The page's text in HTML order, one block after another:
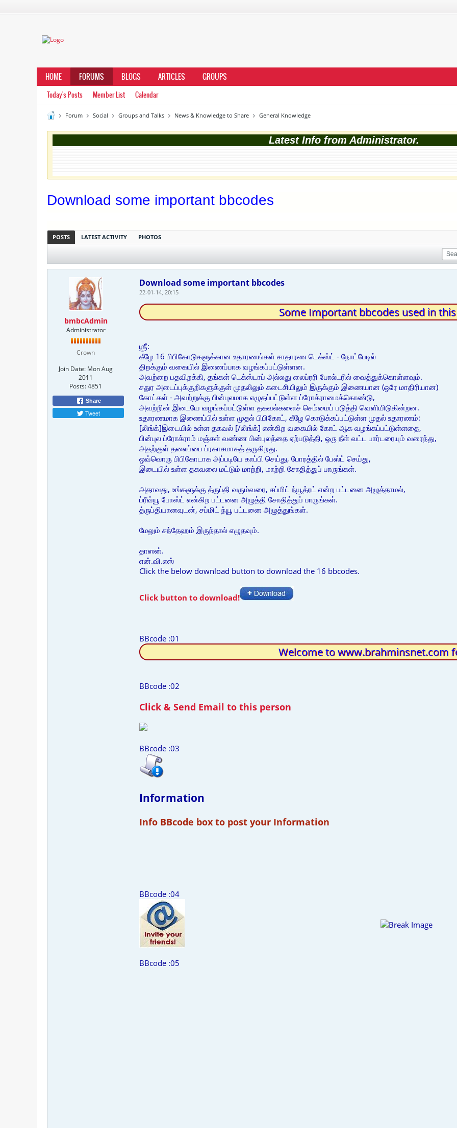
HOME FORUMS BLOGS ARTICLES GROUPS
Today's Posts Member List Calendar
Forum Social Groups and Talks News & Knowledge to Share General Knowledge
Latest Info from Administrator.
Download some important bbcodes
POSTS LATEST ACTIVITY PHOTOS
bmbcAdmin
Administrator
Crown
Join Date: Mon Aug
2011
Posts:4851
Share
Tweet
Download some important bbcodes
22-01-14, 20:15
Some Important bbcodes used in
ஶ்ரீ:
கீழே 16 பிபிகோடுகளுக்கான உதாரணங்கள் சாதாரண டெக்ஸ்ட் - நோட்பேடில்
திறக்கும் வகையில் இணைப்பாக வழங்கப்பட்டுள்ளன.
அவற்றை பதவிறக்கி, தங்கள் டெக்ஸ்டாப் அல்லது லைப்ரரி போல்டரில் வைத்துக்கொள்ளவும்.
சதுர அடைப்புக்குறிகளுக்குள் முதலிலும் கடைசியிலும் இருக்கும் இணையான (ஒரே மாதிரியான)
கோட்கள் - அவற்றுக்கு பின்புலமாக எழுதப்பட்டுள்ள ப்ரோக்ராமைக்கொண்டு,
அவற்றின் இடையே வழங்கப்பட்டுள்ள தகவல்களைச் செம்மைப் படுத்தி வெளியிடுகின்றன.
உதாரணமாக இணைப்பில் உள்ள முதல் பிபிகோட், கீழே கொடுக்கப்பட்டுள்ள முதல் உதாரணம்:
[லிங்க்]இடையில் உள்ள தகவல் [/லிங்க்] என்கிற வகையில் கோட் ஆக வழங்கப்பட்டுள்ளதை,
பின்புல ப்ரோக்ராம் மஞ்சள் வண்ண பின்புலத்தை ஏற்படுத்தி, ஒரு நீள் வட்ட பார்டரையும் வரைந்து,
அதற்குள் தலைப்பை ப்ரகாசமாகத் தருகிறது.
ஒவ்வொரு பிபிகோடாக அப்படியே காப்பி செய்து, போரத்தில் பேஸ்ட் செய்து,
இடையில் உள்ள தகவலை மட்டும் மாற்றி, மாற்றி சோதித்துப் பாருங்கள்.
அதாவது, உங்களுக்கு த்ருப்தி வரும்வரை, சப்மிட் ந்யூத்ரட் என்ற பட்டனை அழுத்தாமல்,
ப்ரீவ்யூ போஸ்ட் என்கிற பட்டனை அழுத்தி சோதித்துப் பாருங்கள்.
த்ருப்தியானவுடன், சப்மிட் ந்யூ பட்டனை அழுத்துங்கள்.
மேலும் சந்தேஹம் இருந்தால் எழுதவும்.
தாஸன்.
என்.வி.எஸ்
Click the below download button to download the 16 bbcodes.
Click button to download!
BBcode :01
Welcome to www.brahminsnet.com
BBcode :02
Click & Send Email to this person
BBcode :03
Information
Info BBcode box to post your Information
BBcode :04
BBcode :05